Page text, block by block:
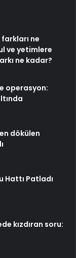
ne
ve yetimlere
ne kadar?
operasyon:
dökülen
Hattı Patladı
kızdıran soru: